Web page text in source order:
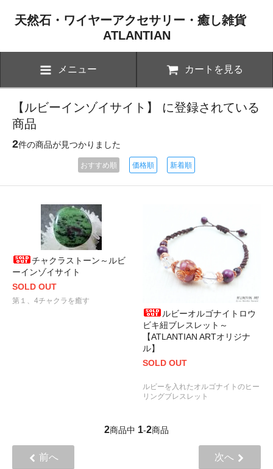
天然石・ワイヤーアクセサリー・癒し雑貨
ATLANTIAN
メニュー カートを見る
【ルビーインゾイサイト】 に登録されている
商品
2件の商品が見つかりました
おすすめ順 価格順 新着順
チャクラストーン～ルビ
ーインゾイサイト
SOLD OUT
第１、4チャクラを癒す
ルビーオルゴナイトロウ
ビキ紐ブレスレット～
【ATLANTIAN ARTオリジナ
ル】
SOLD OUT
ルビーを入れたオルゴナイトのヒー
リングブレスレット
2商品中 1-2商品
前へ 次へ